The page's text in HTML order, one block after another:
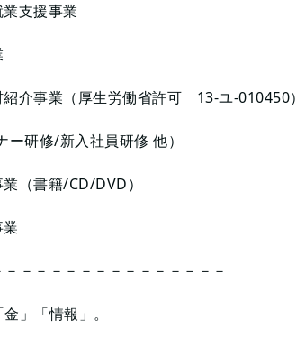
支援事業
介事業（厚生労働省許可 13-ユ-010450）
研修/新入社員研修 他）
（書籍/CD/DVD）
－－－－－－－－－－－－－－
」「情報」。